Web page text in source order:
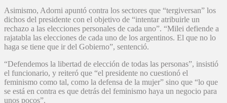
Asimismo, Adorni apuntó contra los sectores que “tergiversan” los
dichos del presidente con el objetivo de “intentar atribuirle un
rechazo a las elecciones personales de cada uno”. “Milei defiende a
rajatabla las elecciones de cada uno de los argentinos. El que no lo
haga se tiene que ir del Gobierno”, sentenció.
“Defendemos la libertad de elección de todas las personas”, insistió
el funcionario, y reiteró que “el presidente no cuestionó el
feminismo como tal, como la defensa de la mujer” sino que “lo que
se está en contra es que detrás del feminismo haya un negocio para
unos pocos”.